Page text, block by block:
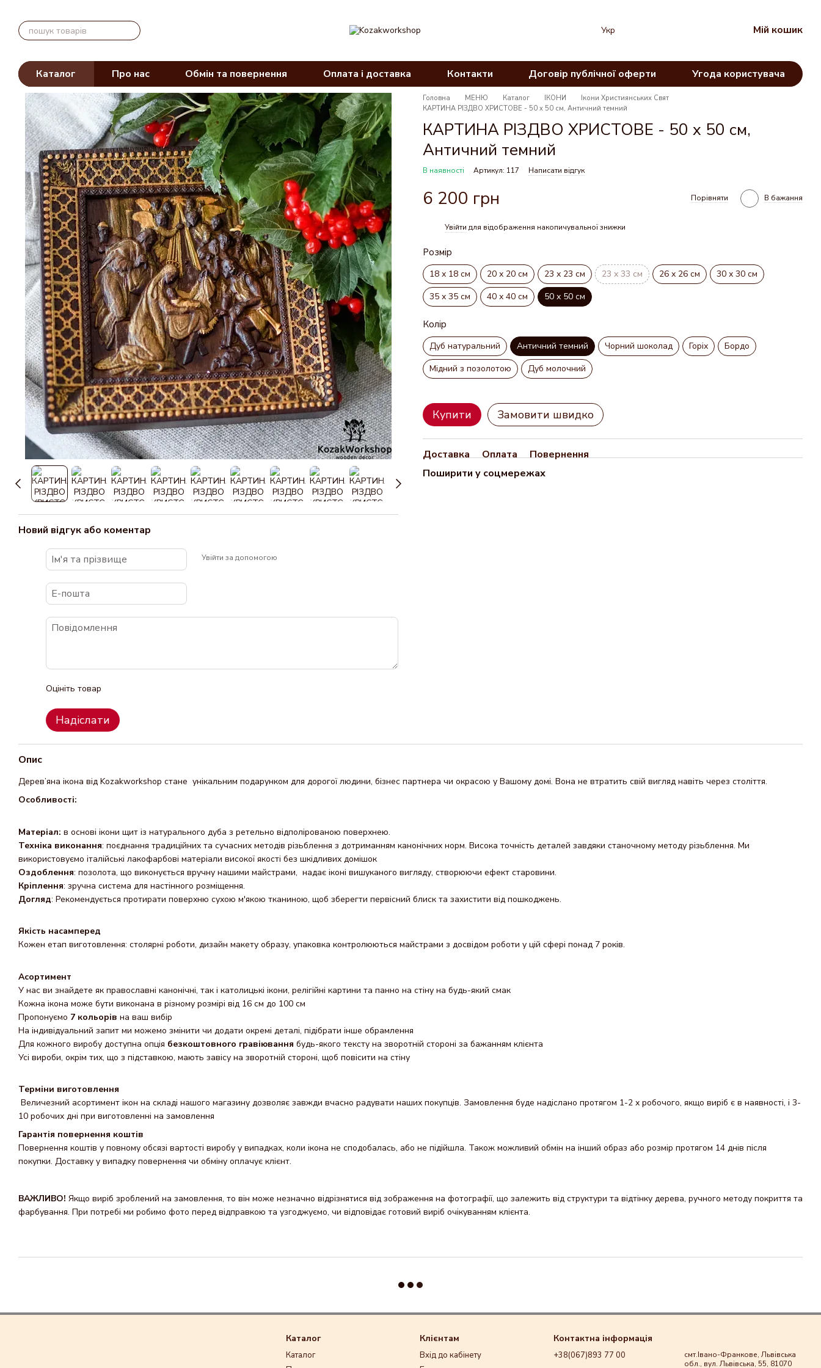
Укр
Мій кошик
Каталог Про нас Обмін та повернення Оплата і доставка Контакти Договір публічної оферти Угода користувача
Новий відгук або коментар
Увійти за допомогою
Оцініть товар
Надіслати
Головна МЕНЮ Каталог ІКОНИ
Ікони Християнських Свят
КАРТИНА РІЗДВО ХРИСТОВЕ - 50 х 50 см, Античний темний
КАРТИНА РІЗДВО ХРИСТОВЕ - 50 х 50 см,
Античний темний
В наявності Артикул: 117 Написати відгук
6 200 грн Порівняти В бажання
Увійти для відображення накопичувальної знижки
Розмір
18 х 18 см 20 х 20 см 23 х 23 см 23 х 33 см 26 х 26 см
30 х 30 см
35 х 35 см
40 х 40 см 50 х 50 см
Колір
Дуб натуральний Античний темний Чорний шоколад Горіх
Бордо
Мідний з позолотою
Дуб молочний
Купити Замовити швидко
Доставка Оплата
Повернення
Поширити у соцмережах
Опис
Дерев’яна ікона від Kozakworkshop стане унікальним подарунком для дорогої людини, бізнес партнера чи окрасою у Вашому домі. Вона не втратить свій вигляд навіть через століття.
Особливості:
Матеріал: в основі ікони щит із натурального дуба з ретельно відполірованою поверхнею.
Техніка виконання: поєднання традиційних та сучасних методів різьблення з дотриманням канонічних норм. Висока точність деталей завдяки станочному методу різьблення. Ми
використовуємо італійські лакофарбові матеріали високої якості без шкідливих домішок
Оздоблення: позолота, що виконується вручну нашими майстрами, надає іконі вишуканого вигляду, створюючи ефект старовини.
Кріплення: зручна система для настінного розміщення.
Догляд: Рекомендується протирати поверхню сухою м'якою тканиною, щоб зберегти первісний блиск та захистити від пошкоджень.
Якість насамперед
Кожен етап виготовлення: столярні роботи, дизайн макету образу, упаковка контролюються майстрами з досвідом роботи у цій сфері понад 7 років.
Асортимент
У нас ви знайдете як православні канонічні, так і католицькі ікони, релігійні картини та панно на стіну на будь-який смак
Кожна ікона може бути виконана в різному розмірі від 16 см до 100 см
Пропонуємо 7 кольорів на ваш вибір
На індивідуальний запит ми можемо змінити чи додати окремі деталі, підібрати інше обрамлення
Для кожного виробу доступна опція безкоштовного гравіювання будь-якого тексту на зворотній стороні за бажанням клієнта
Усі вироби, окрім тих, що з підставкою, мають завісу на зворотній стороні, щоб повісити на стіну
Терміни виготовлення
Величезний асортимент ікон на складі нашого магазину дозволяє завжди вчасно радувати наших покупців. Замовлення буде надіслано протягом 1-2 х робочого, якщо виріб є в наявності, і 3-
10 робочих дні при виготовленні на замовлення
Гарантія повернення коштів
Повернення коштів у повному обсязі вартості виробу у випадках, коли ікона не сподобалась, або не підійшла. Також можливий обмін на інший образ або розмір протягом 14 днів після
покупки. Доставку y випадку повернення чи обміну оплачує клієнт.
ВАЖЛИВО! Якщо виріб зроблений на замовлення, то він може незначно відрізнятися від зображення на фотографії, що залежить від структури та відтінку дерева, ручного методу покриття та
фарбування. При потребі ми робимо фото перед відправкою та узгоджуємо, чи відповідає готовий виріб очікуванням клієнта.
Каталог
Каталог
Клієнтам
Вхід до кабінету
Контактна інформація
+38(067)893 77 00
смт.Івано-Франкове, Львівська
обл., вул. Львівська, 55, 81070